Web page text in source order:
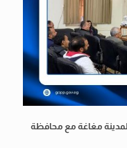
مغاغة مع محافظة